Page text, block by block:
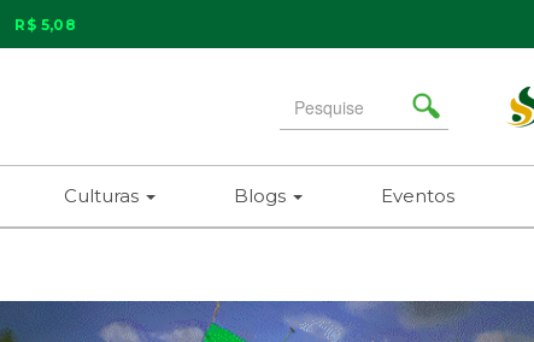
R$ 5,08
Search
for
Culturas Blogs Eventos